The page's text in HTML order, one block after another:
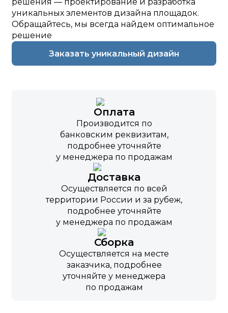
уникальных элементов дизайна площадок.
Обращайтесь, мы всегда найдем оптимальное
решение
Заказать уникальный дизайн
Оплата
Производится по
банковским реквизитам,
подробнее уточняйте
у менеджера по продажам
Доставка
Осуществляется по всей
территории России и за рубеж,
подробнее уточняйте
у менеджера по продажам
Сборка
Осуществляется на месте
заказчика, подробнее
уточняйте у менеджера
по продажам